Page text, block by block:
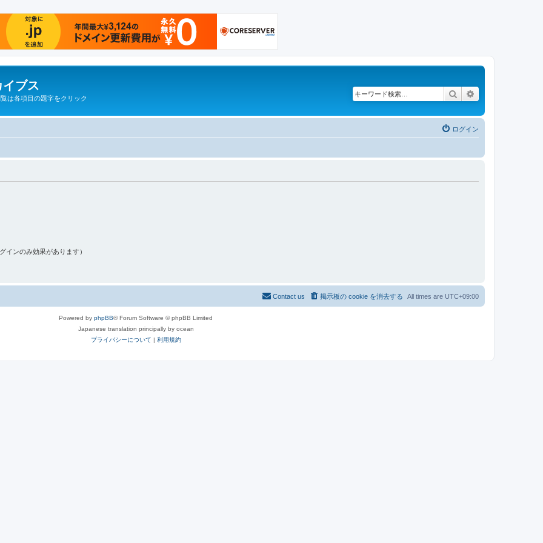
ブス
は各項目の題字をクリック 検索
ログイン
インのみ効果があります）
All times are UTC+09:00
掲示板の cookie を消去する
Contact us
Powered by phpBB® Forum Software © phpBB Limited
Japanese translation principally by ocean
プライバシーについて | 利用規約